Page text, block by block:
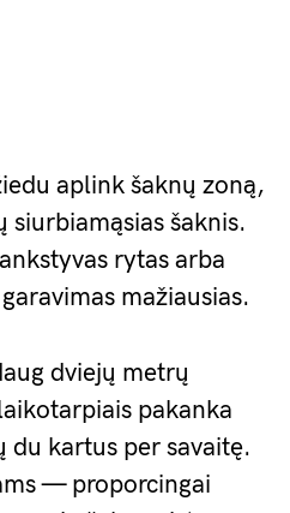
aplink šaknų zoną,
siurbiamąsias šaknis.
rytas arba
mažiausias.
dviejų metrų
pakanka
kartus per savaitę.
— proporcingai